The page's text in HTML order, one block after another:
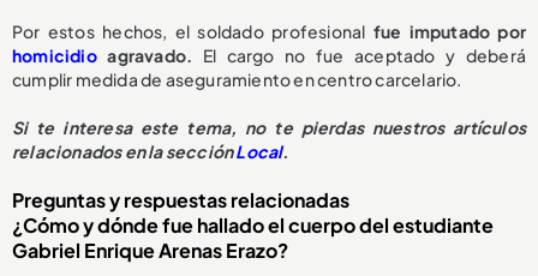
Por estos hechos, el soldado profesional fue imputado por
homicidioagravado. El cargo no fue aceptado y deberá
cumplir medida de aseguramiento en centro carcelario.
Si te interesa este tema, no te pierdas nuestros artículos
relacionados en la secciónLocal.
Preguntas y respuestas relacionadas
¿Cómo y dónde fue hallado el cuerpo del estudiante
Gabriel Enrique Arenas Erazo?